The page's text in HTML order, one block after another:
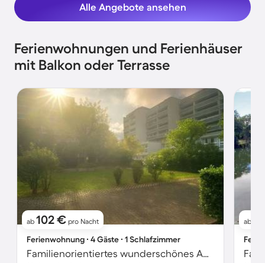
Alle Angebote ansehen
Ferienwohnungen und Ferienhäuser
mit Balkon oder Terrasse
ab 102 € pro Nacht
Ferienwohnung ∙ 4 Gäste ∙ 1 Schlafzimmer
Familienorientiertes wunderschönes Apartment | Ideal für Homeoffice | Hunde erlaubt
ab